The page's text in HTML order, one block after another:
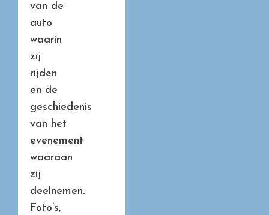
van de
auto
waarin
zij
rijden
en de
geschiedenis
van het
evenement
waaraan
zij
deelnemen.
Foto’s,